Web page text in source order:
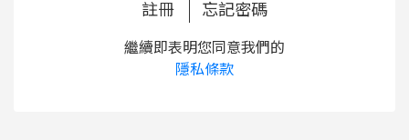
註冊 忘記密碼
繼續即表明您同意我們的
隱私條款